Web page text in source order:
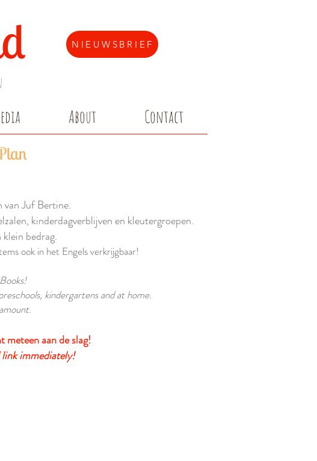
NIEUWSBRIEF
About
Contact
van Juf Bertine.
kinderdagverblijven en kleutergroepen.
bedrag.
ook in het Engels verkrijgbaar!
kindergartens and at home.
.
meteen aan de slag!
immediately!